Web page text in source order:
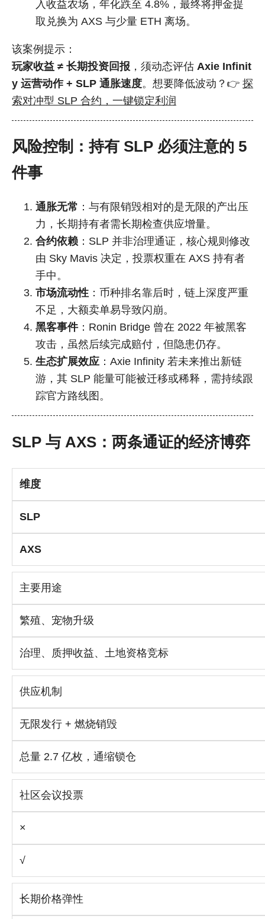
入收益农场，年化跌至 4.8%，最终将押金提
取兑换为 AXS 与少量 ETH 离场。
该案例提示：
玩家收益 ≠ 长期投资回报 ，须动态评估 Axie Infinit
y 运营动作 + SLP 通胀速度。想要降低波动？👉 探
索对冲型 SLP 合约，一键锁定利润
风险控制：持有 SLP 必须注意的 5
件事
通胀无常 ：与有限销毁相对的是无限的产出压
力，长期持有者需长期检查供应增量。
合约依赖 ：SLP 并非治理通证，核心规则修改
由 Sky Mavis 决定，投票权重在 AXS 持有者
手中。
市场流动性 ：币种排名靠后时，链上深度严重
不足，大额卖单易导致闪崩。
黑客事件：Ronin Bridge 曾在 2022 年被黑客
攻击，虽然后续完成赔付，但隐患仍存。
生态扩展效应 ：Axie Infinity 若未来推出新链
游，其 SLP 能量可能被迁移或稀释，需持续跟
踪官方路线图。
SLP 与 AXS：两条通证的经济博弈
维度
SLP
AXS
主要用途
繁殖、宠物升级
治理、质押收益、土地资格竞标
供应机制
无限发行 + 燃烧销毁
总量 2.7 亿枚，通缩锁仓
社区会议投票
×
√
长期价格弹性